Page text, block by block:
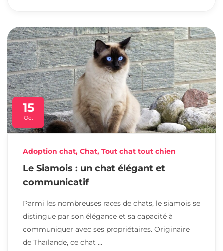
15
Oct
Adoption chat, Chat, Tout chat tout chien
Le Siamois : un chat élégant et
communicatif
Parmi les nombreuses races de chats, le siamois se
distingue par son élégance et sa capacité à
communiquer avec ses propriétaires. Originaire
de Thaïlande, ce chat ...